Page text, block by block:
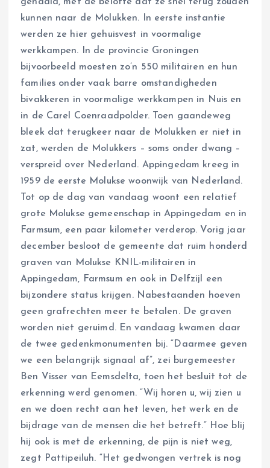
kunnen naar de Molukken. In eerste instantie
werden ze hier gehuisvest in voormalige
werkkampen. In de provincie Groningen
bijvoorbeeld moesten zo’n 550 militairen en hun
families onder vaak barre omstandigheden
bivakkeren in voormalige werkkampen in Nuis en
in de Carel Coenraadpolder. Toen gaandeweg
bleek dat terugkeer naar de Molukken er niet in
zat, werden de Molukkers – soms onder dwang –
verspreid over Nederland. Appingedam kreeg in
1959 de eerste Molukse woonwijk van Nederland.
Tot op de dag van vandaag woont een relatief
grote Molukse gemeenschap in Appingedam en in
Farmsum, een paar kilometer verderop. Vorig jaar
december besloot de gemeente dat ruim honderd
graven van Molukse KNIL-militairen in
Appingedam, Farmsum en ook in Delfzijl een
bijzondere status krijgen. Nabestaanden hoeven
geen grafrechten meer te betalen. De graven
worden niet geruimd. En vandaag kwamen daar
de twee gedenkmonumenten bij. “Daarmee geven
we een belangrijk signaal af”, zei burgemeester
Ben Visser van Eemsdelta, toen het besluit tot de
erkenning werd genomen. “Wij horen u, wij zien u
en we doen recht aan het leven, het werk en de
bijdrage van de mensen die het betreft.” Hoe blij
hij ook is met de erkenning, de pijn is niet weg,
zegt Pattipeiluh. “Het gedwongen vertrek is nog